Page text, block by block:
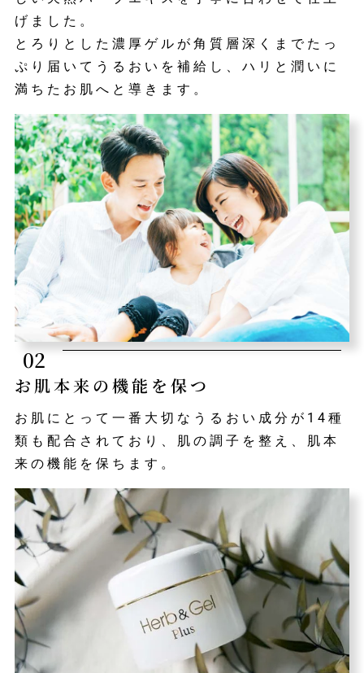
げました。
とろりとした濃厚ゲルが角質層深くまでたっ
ぷり届いてうるおいを補給し、ハリと潤いに
満ちたお肌へと導きます。
02
お肌本来の機能を保つ
お肌にとって一番大切なうるおい成分が14種
類も配合されており、肌の調子を整え、肌本
来の機能を保ちます。